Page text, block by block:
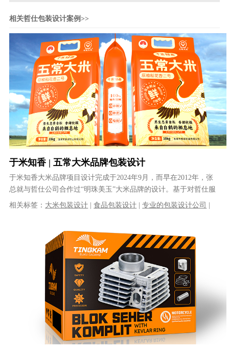
相关哲仕包装设计案例>>
于米知香 | 五常大米品牌包装设计
于米知香大米品牌项目设计完成于2024年9月，而早在2012年，张
总就与哲仕公司合作过“明珠美玉”大米品牌的设计。基于对哲仕服
务与专业的认可，张总新的......
相关标签： 大米包装设计 |食品包装设计 |专业的包装设计公司